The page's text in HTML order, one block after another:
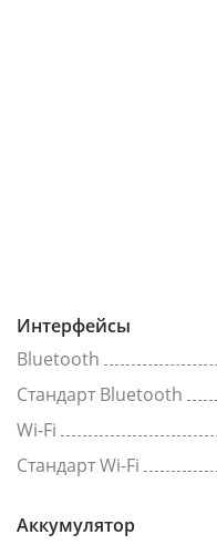
Интерфейсы
Bluetooth
Стандарт Bluetooth
Wi-Fi
Стандарт Wi-Fi
Аккумулятор